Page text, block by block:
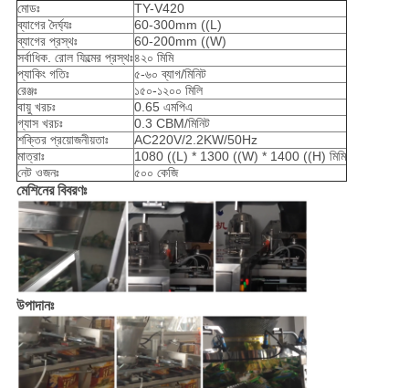
মোডঃ
TY-V420
ব্যাগের দৈর্ঘ্যঃ
60-300mm ((L)
ব্যাগের প্রস্থঃ
60-200mm ((W)
সর্বাধিক. রোল ফিল্মের প্রস্থঃ৪২০ মিমি
প্যাকিং গতিঃ
৫-৬০ ব্যাগ/মিনিট
রেঞ্জঃ
১৫০-১২০০ মিলি
বায়ু খরচঃ
0.65 এমপিএ
গ্যাস খরচঃ
0.3 CBM/মিনিট
শক্তির প্রয়োজনীয়তাঃ
AC220V/2.2KW/50Hz
মাত্রাঃ
1080 ((L) * 1300 ((W) * 1400 ((H) মিমি
নেট ওজনঃ
৫০০ কেজি
মেশিনের বিবরণঃ
উপাদানঃ